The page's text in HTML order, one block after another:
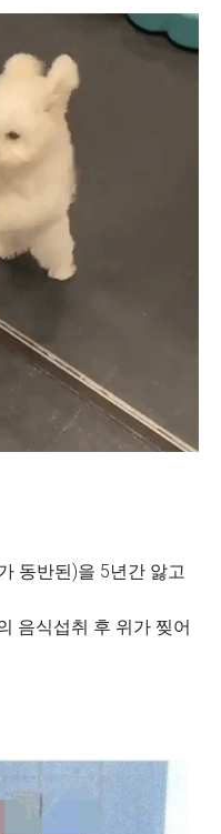
동반된)을 5년간 앓고
음식섭취 후 위가 찢어